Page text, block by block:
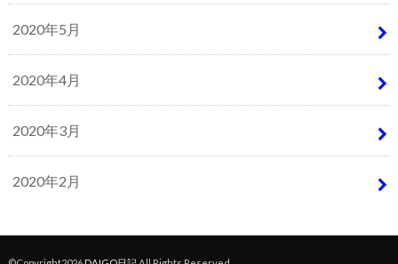
2020年5月
2020年4月
2020年3月
2020年2月